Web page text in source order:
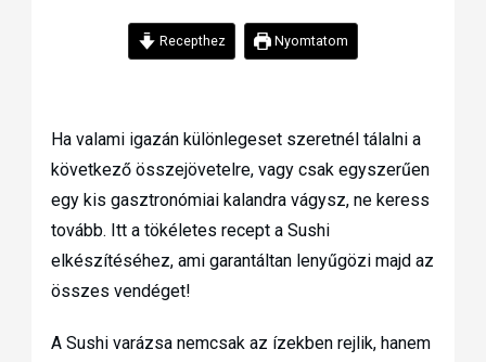
Recepthez Nyomtatom
Ha valami igazán különlegeset szeretnél tálalni a
következő összejövetelre, vagy csak egyszerűen
egy kis gasztronómiai kalandra vágysz, ne keress
tovább. Itt a tökéletes recept a Sushi
elkészítéséhez, ami garantáltan lenyűgözi majd az
összes vendéget!
A Sushi varázsa nemcsak az ízekben rejlik, hanem